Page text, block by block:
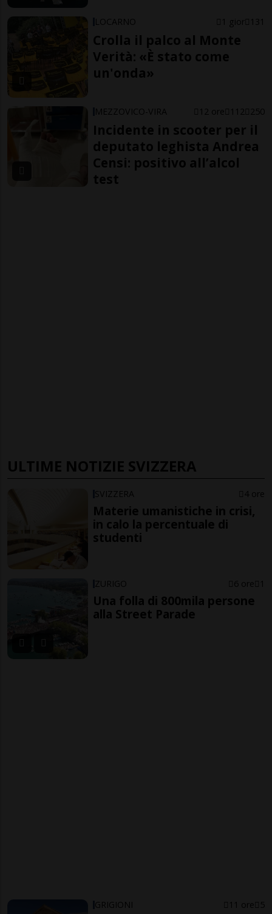
LOCARNO 1 gior 131
Crolla il palco al Monte
Verità: «È stato come
un'onda»
MEZZOVICO-VIRA 12 ore 112 250
Incidente in scooter per il
deputato leghista Andrea
Censi: positivo all’alcol
test
ULTIME NOTIZIE SVIZZERA
SVIZZERA 4 ore
Materie umanistiche in crisi,
in calo la percentuale di
studenti
ZURIGO 6 ore 1
Una folla di 800mila persone
alla Street Parade
GRIGIONI 11 ore 5